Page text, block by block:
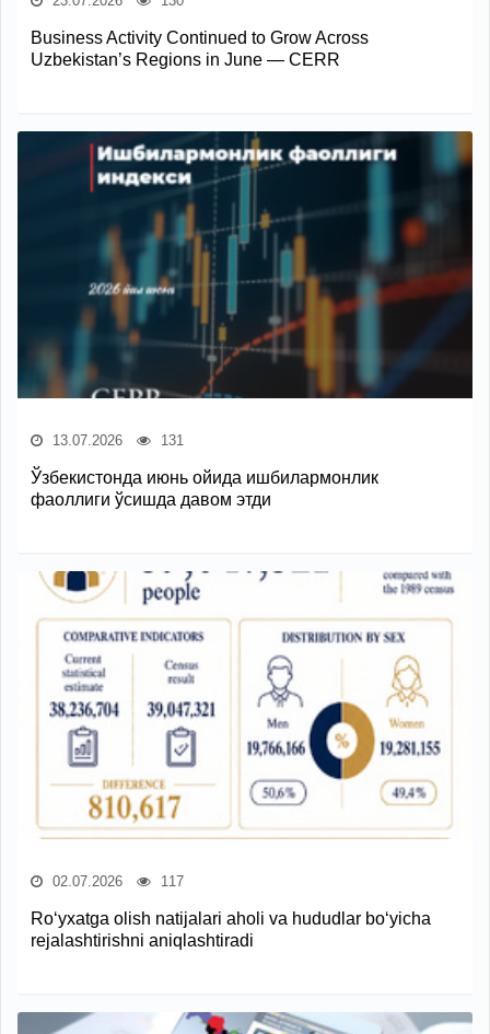
Business Activity Continued to Grow Across
Uzbekistan’s Regions in June — CERR
13.07.2026 131
Ўзбекистонда июнь ойида ишбилармонлик
фаоллиги ўсишда давом этди
02.07.2026 117
Ro‘yxatga olish natijalari aholi va hududlar bo‘yicha
rejalashtirishni aniqlashtiradi